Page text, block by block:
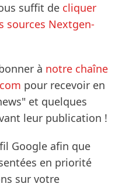
suffit de cliquer
sources Nextgen-
à notre chaîne
pour recevoir en
et quelques
leur publication !
Google afin que
en priorité
sur votre